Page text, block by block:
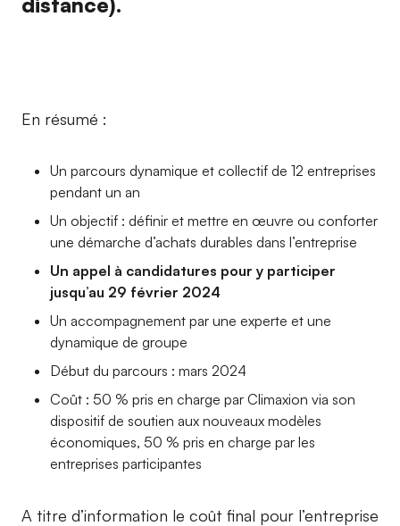
En résumé :
Un parcours dynamique et collectif de 12 entreprises
pendant un an
Un objectif : définir et mettre en œuvre ou conforter
une démarche d’achats durables dans l’entreprise
Un appel à candidatures pour y participer
jusqu’au 29 février 2024
Un accompagnement par une experte et une
dynamique de groupe
Début du parcours : mars 2024
Coût : 50 % pris en charge par Climaxion via son
dispositif de soutien aux nouveaux modèles
économiques, 50 % pris en charge par les
entreprises participantes
A titre d’information le coût final pour l’entreprise